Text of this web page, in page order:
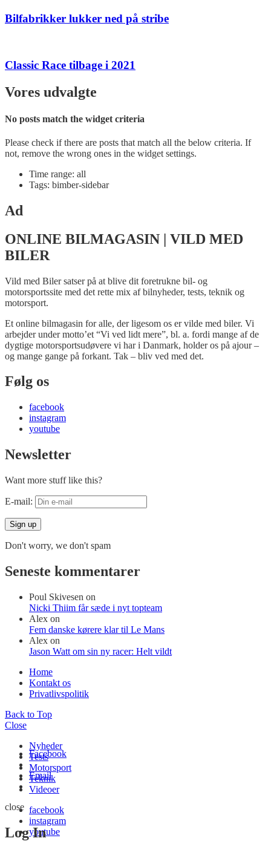
Bilfabrikker lukker ned på stribe
Classic Race tilbage i 2021
Vores udvalgte
No posts match the widget criteria
Please check if there are posts that match all the below criteria. If
not, remove the wrong ones in the widget settings.
Time range: all
Tags: bimber-sidebar
Ad
ONLINE BILMAGASIN | VILD MED
BILER
Vild med Biler satser på at blive dit foretrukne bil- og
motorsportssite med det rette mix af bilnyheder, tests, teknik og
motorsport.
Et online bilmagasin for alle, der ligesom os er vilde med biler. Vi
arbejder under motto’et “Vi ved lidt mere”, bl. a. fordi mange af de
dygtige motorsportsudøvere vi har i Danmark, holder os på ajour –
og mange gange på forkant. Tak – bliv ved med det.
Følg os
facebook
instagram
youtube
Newsletter
Want more stuff like this?
E-mail:
Don't worry, we don't spam
Seneste kommentarer
Poul Skivesen on
Nicki Thiim får sæde i nyt topteam
Alex on
Fem danske kørere klar til Le Mans
Alex on
Jason Watt om sin ny racer: Helt vildt
Home
Kontakt os
Privatlivspolitik
Back to Top
Close
Nyheder
Tests
Motorsport
Teknik
Videoer
facebook
instagram
youtube
Facebook
Email
close
Log In